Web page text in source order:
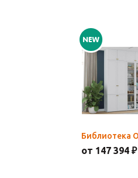
Библиотека
от 147 394 ₽